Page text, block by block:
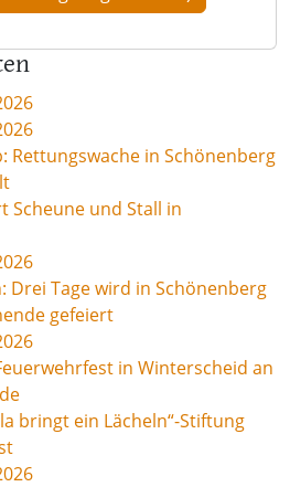
Rettungswache in Schönenberg
Scheune und Stall in
Drei Tage wird in Schönenberg
gefeiert
in Winterscheid an
bringt ein Lächeln“-Stiftung